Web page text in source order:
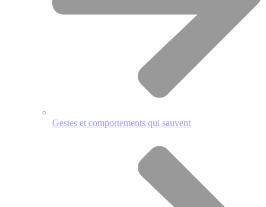
Gestes et comportements qui sauvent